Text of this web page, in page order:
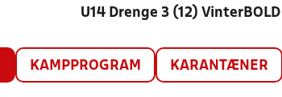
U14 Drenge 3 (12) VinterBOLD
KAMPPROGRAM KARANTÆNER